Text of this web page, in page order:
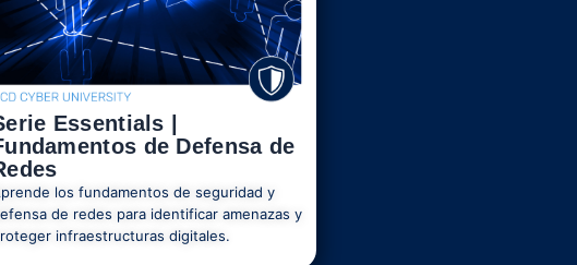
Essentials |
de Defensa de
los fundamentos de seguridad y
de redes para identificar amenazas y
infraestructuras digitales.